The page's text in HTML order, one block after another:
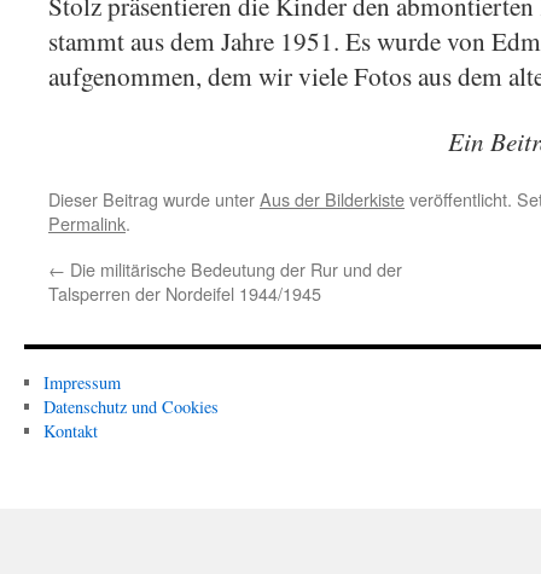
stammt aus dem Jahre 1951. Es wurde von
aufgenommen, dem wir viele Fotos aus dem
Ein
Dieser Beitrag wurde unterAus der Bilderkisteveröffentlicht.
Permalink.
← Die militärische Bedeutung der Rur und der
Talsperren der Nordeifel 1944/1945
Impressum
Datenschutz und Cookies
Kontakt